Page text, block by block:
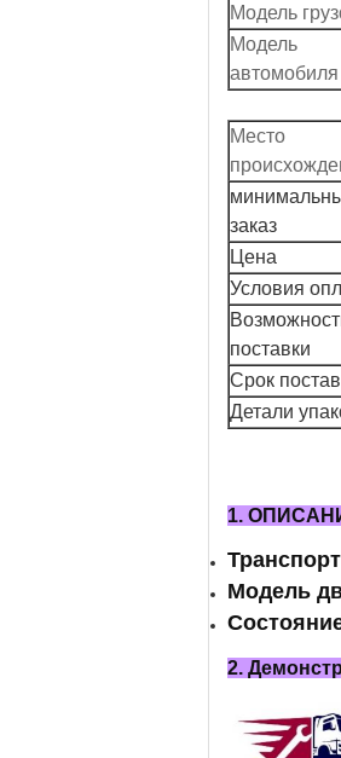
Модель
Модель
автомобиля
Место
заказ
Цена
Условия
поставки
Срок
Детали
1.
Модель
2.